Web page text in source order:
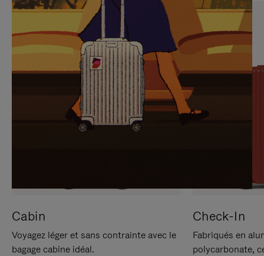
SUR
POUR
METTRE
PAUSE
VEUILLEZ
CLIQUER
POUR
RÉACTIVER
LE
SON
Cabin
Voyagez léger et sans contrainte avec le
bagage cabine idéal.
Check-In
Fabriqués en
polycarbonate,